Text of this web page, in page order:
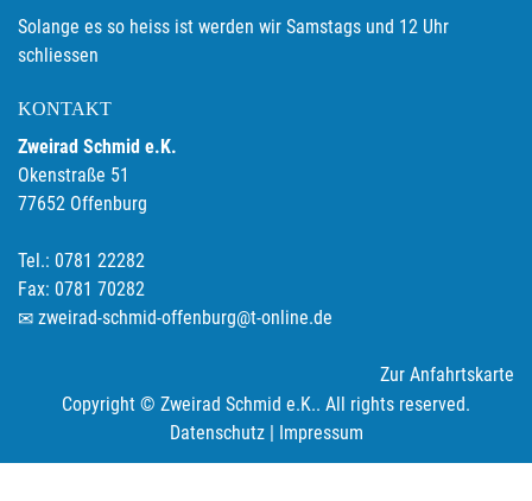
Solange es so heiss ist werden wir Samstags und 12 Uhr
schliessen
KONTAKT
Zweirad Schmid e.K.
Okenstraße 51
77652 Offenburg
Tel.: 0781 22282
Fax: 0781 70282
zweirad-schmid-offenburg@t-online.de
Zur Anfahrtskarte
Copyright © Zweirad Schmid e.K.. All rights reserved.
Datenschutz| Impressum